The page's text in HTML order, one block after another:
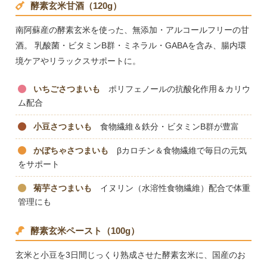
酵素玄米甘酒（120g）
南阿蘇産の酵素玄米を使った、無添加・アルコールフリーの甘
酒。 乳酸菌・ビタミンB群・ミネラル・GABAを含み、腸内環
境ケアやリラックスサポートに。
いちごさつまいも ポリフェノールの抗酸化作用＆カリウ
ム配合
小豆さつまいも 食物繊維＆鉄分・ビタミンB群が豊富
かぼちゃさつまいも βカロチン＆食物繊維で毎日の元気
をサポート
菊芋さつまいも イヌリン（水溶性食物繊維）配合で体重
管理にも
酵素玄米ペースト（100g）
玄米と小豆を3日間じっくり熟成させた酵素玄米に、国産のお